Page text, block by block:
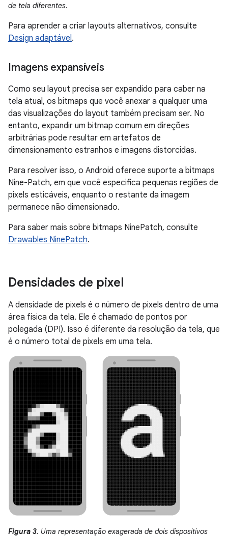
de tela diferentes.
Para aprender a criar layouts alternativos, consulte
Design adaptável.
Imagens expansíveis
Como seu layout precisa ser expandido para caber na
tela atual, os bitmaps que você anexar a qualquer uma
das visualizações do layout também precisam ser. No
entanto, expandir um bitmap comum em direções
arbitrárias pode resultar em artefatos de
dimensionamento estranhos e imagens distorcidas.
Para resolver isso, o Android oferece suporte a bitmaps
Nine-Patch, em que você especifica pequenas regiões de
pixels esticáveis, enquanto o restante da imagem
permanece não dimensionado.
Para saber mais sobre bitmaps NinePatch, consulte
Drawables NinePatch.
Densidades de pixel
A densidade de pixels é o número de pixels dentro de uma
área física da tela. Ele é chamado de pontos por
polegada (DPI). Isso é diferente da resolução da tela, que
é o número total de pixels em uma tela.
Figura 3. Uma representação exagerada de dois dispositivos